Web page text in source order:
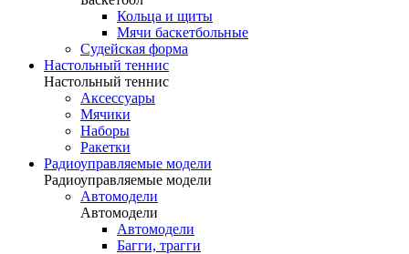
Кольца и щиты
Мячи баскетбольные
Судейская форма
Настольный теннис
Настольный теннис
Аксессуары
Мячики
Наборы
Ракетки
Радиоуправляемые модели
Радиоуправляемые модели
Автомодели
Автомодели
Автомодели
Багги, трагги